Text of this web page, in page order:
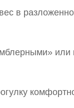
в
или